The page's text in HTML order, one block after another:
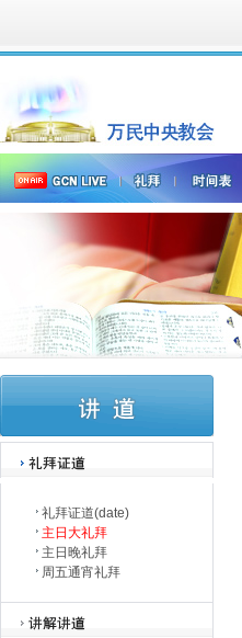
礼拜证道(date)
主日大礼拜
主日晚礼拜
周五通宵礼拜